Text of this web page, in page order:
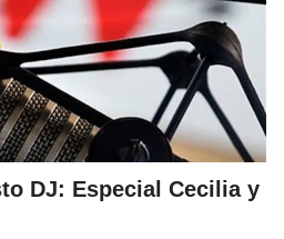
DJ: Especial Cecilia y